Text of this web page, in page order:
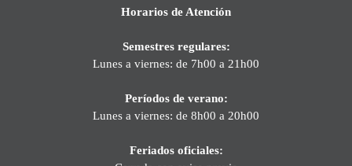
Horarios de Atención
Semestres regulares:
Lunes a viernes: de 7h00 a 21h00
Períodos de verano:
Lunes a viernes: de 8h00 a 20h00
Feriados oficiales: